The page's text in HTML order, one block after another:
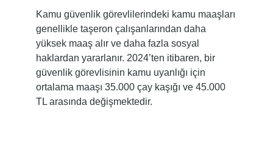
Kamu güvenlik görevlilerindeki kamu maaşları
genellikle taşeron çalışanlarından daha
yüksek maaş alır ve daha fazla sosyal
haklardan yararlanır. 2024’ten itibaren, bir
güvenlik görevlisinin kamu uyanlığı için
ortalama maaşı 35.000 çay kaşığı ve 45.000
TL arasında değişmektedir.